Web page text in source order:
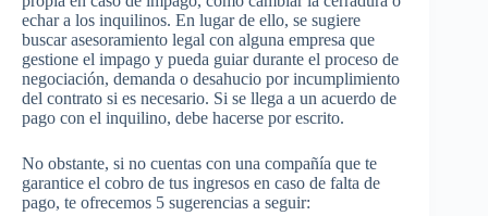
echar a los inquilinos. En lugar de ello, se sugiere
buscar asesoramiento legal con alguna empresa que
gestione el impago y pueda guiar durante el proceso de
negociación, demanda o desahucio por incumplimiento
del contrato si es necesario. Si se llega a un acuerdo de
pago con el inquilino, debe hacerse por escrito.
No obstante, si no cuentas con una compañía que te
garantice el cobro de tus ingresos en caso de falta de
pago, te ofrecemos 5 sugerencias a seguir: